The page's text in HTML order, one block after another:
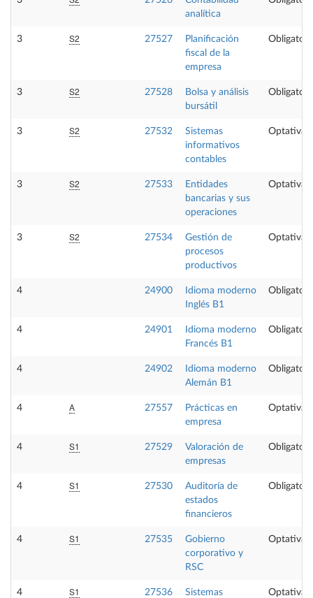
analítica
3 S2 27527
Planificación
fiscal de la
empresa
3 S2 27528
Bolsa y análisis
bursátil
3 S2 27532
Sistemas
informativos
contables
Optativa
3 S2 27533
Entidades
bancarias y sus
operaciones
Optativa
3 S2 27534
Gestión de
procesos
productivos
Optativa
4 24900
Idioma moderno
Inglés B1
4 24901
Idioma moderno
Francés B1
4 24902
Idioma moderno
Alemán B1
4 A 27557
Prácticas en
empresa
Optativa
4 S1 27529
Valoración de
empresas
4 S1 27530
Auditoría de
estados
financieros
4 S1 27535
Gobierno
corporativo y
RSC
Optativa
4 S1 27536
Sistemas
Optativa